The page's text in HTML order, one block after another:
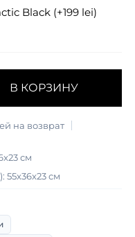
Black (+199 lei)
В КОРЗИНУ
на возврат
см
55x36x23 см